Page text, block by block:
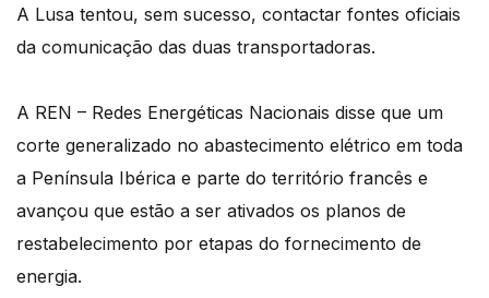
A Lusa tentou, sem sucesso, contactar fontes oficiais
da comunicação das duas transportadoras.
A REN – Redes Energéticas Nacionais disse que um
corte generalizado no abastecimento elétrico em toda
a Península Ibérica e parte do território francês e
avançou que estão a ser ativados os planos de
restabelecimento por etapas do fornecimento de
energia.